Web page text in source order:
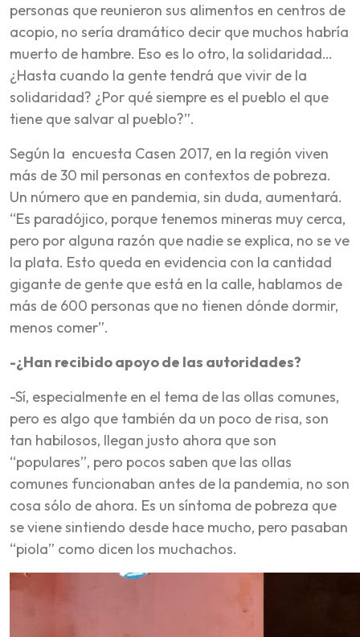
personas que reunieron sus alimentos en centros de
acopio, no sería dramático decir que muchos habría
muerto de hambre. Eso es lo otro, la solidaridad…
¿Hasta cuando la gente tendrá que vivir de la
solidaridad? ¿Por qué siempre es el pueblo el que
tiene que salvar al pueblo?”.
Según la encuesta Casen 2017, en la región viven
más de 30 mil personas en contextos de pobreza.
Un número que en pandemia, sin duda, aumentará.
“Es paradójico, porque tenemos mineras muy cerca,
pero por alguna razón que nadie se explica, no se ve
la plata. Esto queda en evidencia con la cantidad
gigante de gente que está en la calle, hablamos de
más de 600 personas que no tienen dónde dormir,
menos comer”.
-¿Han recibido apoyo de las autoridades?
-Sí, especialmente en el tema de las ollas comunes,
pero es algo que también da un poco de risa, son
tan habilosos, llegan justo ahora que son
“populares”, pero pocos saben que las ollas
comunes funcionaban antes de la pandemia, no son
cosa sólo de ahora. Es un síntoma de pobreza que
se viene sintiendo desde hace mucho, pero pasaban
“piola” como dicen los muchachos.